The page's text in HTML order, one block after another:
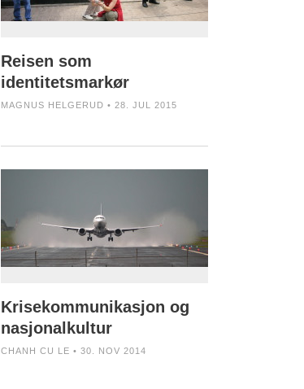
Reisen som
identitetsmarkør
MAGNUS HELGERUD • 28. JUL 2015
Krisekommunikasjon og
nasjonalkultur
CHANH CU LE • 30. NOV 2014